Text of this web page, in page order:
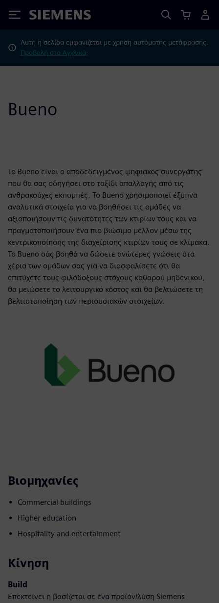
Siemens
Αυτή η σελίδα εμφανίζεται με χρήση αυτόματης μετάφρασης.
Προβολή στα Αγγλικά;
Bueno
Το Bueno είναι ο αποδεδειγμένος ψηφιακός συνεργάτης
που θα σας οδηγήσει στο ταξίδι απαλλαγής από τις
ανθρακούχες εκπομπές. Το Bueno χρησιμοποιεί έξυπνα
αναλυτικά στοιχεία για να βοηθήσει τις ομάδες να
αξιοποιήσουν τις δυνατότητες των κτιρίων τους και να
πραγματοποιήσουν ένα πιο βιώσιμο μέλλον μέσω της
κεντρικοποίησης της διαχείρισης κτιρίων τους σε κλίμακα.
Το Bueno σάς βοηθά να δώσετε ανώτερες γνώσεις στα
χέρια των ομάδων σας για να διασφαλίσετε ότι θα
επιτύχετε τους φιλόδοξους στόχους καθαρού μηδενικού,
θα μειώσετε το λειτουργικό κόστος και θα βελτιώσετε τη
βελτιστοποίηση των περιουσιακών στοιχείων.
Βιομηχανίες
Commercial buildings
Higher education
Hospitality and entertainment
Κίνηση
Build
Επεκτείνει ή βασίζεται σε ένα προϊόν/λύση Siemens